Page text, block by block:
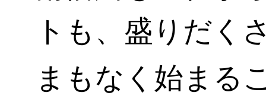
トも、盛りだく
まもなく始まる